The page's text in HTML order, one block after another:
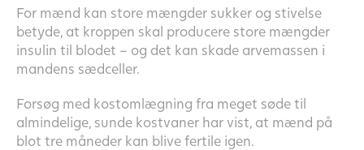
For mænd kan store mængder sukker og stivelse
betyde, at kroppen skal producere store mængder
insulin til blodet – og det kan skade arvemassen i
mandens sædceller.
Forsøg med kostomlægning fra meget søde til
almindelige, sunde kostvaner har vist, at mænd på
blot tre måneder kan blive fertile igen.